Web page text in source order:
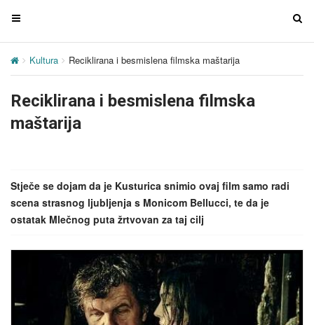
T
g
e
n
g
a
t
o
T
o
Kultura Reciklirana i besmislena filmska maštarija
Reciklirana i besmislena filmska
maštarija
Stječe se dojam da je Kusturica snimio ovaj film samo radi
scena strasnog ljubljenja s Monicom Bellucci, te da je
ostatak Mlečnog puta žrtvovan za taj cilj